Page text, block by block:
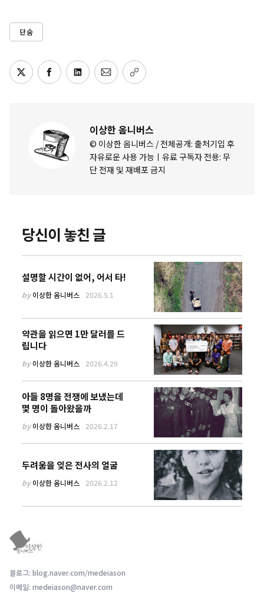
단숨
이상한 옴니버스
© 이상한 옴니버스 / 전체공개: 출처기입 후
자유로운 사용 가능ㅣ유료 구독자 전용: 무
단 전재 및 재배포 금지
당신이 놓친 글
설명할 시간이 없어, 어서 타!
by이상한 옴니버스 2026.5.1
약관을 읽으면 1만 달러를 드
립니다
by이상한 옴니버스 2026.4.29
아들 8명을 전쟁에 보냈는데
몇 명이 돌아왔을까
by이상한 옴니버스 2026.2.17
두려움을 잊은 전사의 얼굴
by이상한 옴니버스 2026.2.12
블로그: blog.naver.com/medeiason
이메일: medeiason@naver.com